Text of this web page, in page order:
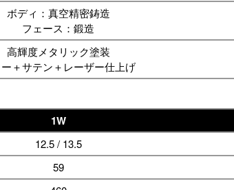
ボディ：真空精密鋳造
フェース：鍛造
高輝度メタリック塗装
ー＋サテン＋レーザー仕上げ
1W
12.5 / 13.5
59